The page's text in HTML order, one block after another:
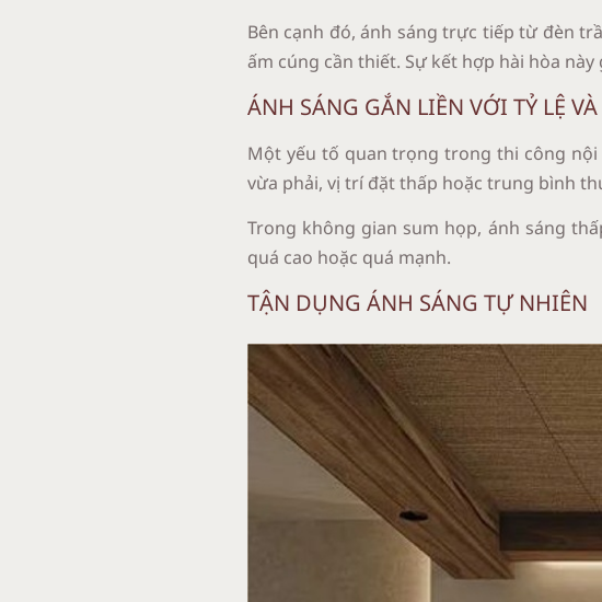
Bên cạnh đó, ánh sáng trực tiếp từ đèn
ấm cúng cần thiết. Sự kết hợp hài hòa
ÁNH SÁNG GẮN LIỀN VỚI TỶ LỆ
Một yếu tố quan trọng trong thi công nội
vừa phải, vị trí đặt thấp hoặc trung bình
Trong không gian sum họp, ánh sáng
quá cao hoặc quá mạnh.
TẬN DỤNG ÁNH SÁNG TỰ NHIÊN